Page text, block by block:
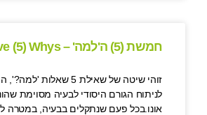
חמשת (5) ה'למה' – Five (5) Whys
זוהי שיטה של שאילת 5
לניתוח הגורם היסודי לבעיה מסוימת
אונו.בכל פעם שנתקלים בבעיה, במטרה